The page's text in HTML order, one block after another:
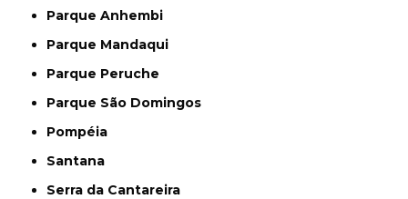
Parque Anhembi
Parque Mandaqui
Parque Peruche
Parque São Domingos
Pompéia
Santana
Serra da Cantareira